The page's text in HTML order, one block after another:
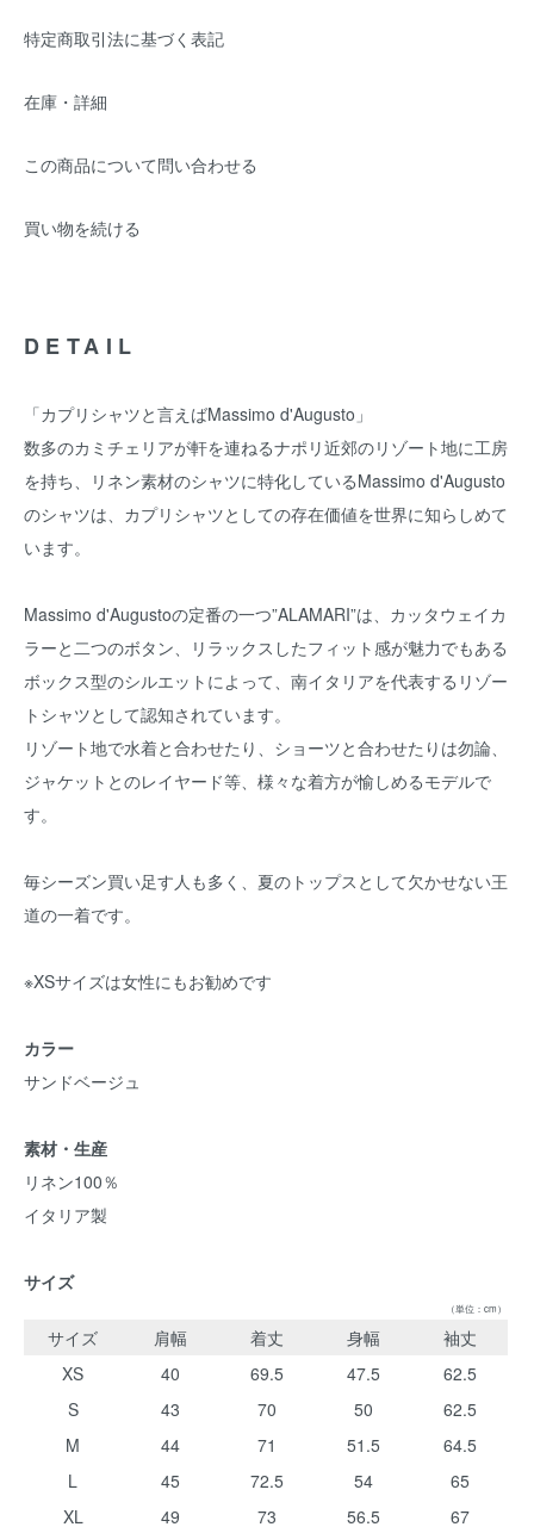
特定商取引法に基づく表記
在庫・詳細
この商品について問い合わせる
買い物を続ける
DETAIL
「カプリシャツと言えばMassimo d'Augusto」
数多のカミチェリアが軒を連ねるナポリ近郊のリゾート地に工房
を持ち、リネン素材のシャツに特化しているMassimo d'Augusto
のシャツは、カプリシャツとしての存在価値を世界に知らしめて
います。
Massimo d'Augustoの定番の一つ”ALAMARI”は、カッタウェイカ
ラーと二つのボタン、リラックスしたフィット感が魅力でもある
ボックス型のシルエットによって、南イタリアを代表するリゾー
トシャツとして認知されています。
リゾート地で水着と合わせたり、ショーツと合わせたりは勿論、
ジャケットとのレイヤード等、様々な着方が愉しめるモデルで
す。
毎シーズン買い足す人も多く、夏のトップスとして欠かせない王
道の一着です。
※XSサイズは女性にもお勧めです
カラー
サンドベージュ
素材・生産
リネン100％
イタリア製
サイズ
（単位：cm）
サイズ 肩幅 着丈 身幅
袖丈
XS
40 69.5 47.5
62.5
S
43 70 50
62.5
M
44 71 51.5
64.5
L
45 72.5 54
65
XL
49 73 56.5 67